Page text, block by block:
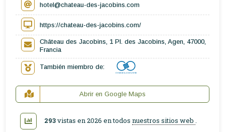
hotel@chateau-des-jacobins.com
https://chateau-des-jacobins.com/
Château des Jacobins, 1 Pl. des Jacobins, Agen, 47000,
Francia
También miembro de:
Abrir en Google Maps
293vistas en 2026 en todos nuestros sitios web